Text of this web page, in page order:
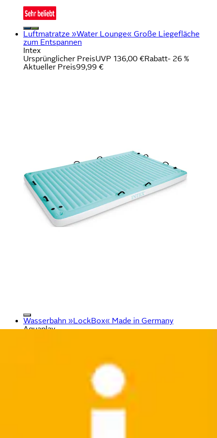
Luftmatratze »Water Lounge« Große Liegefläche
zum Entspannen
Intex
Ursprünglicher PreisUVP 136,00 €Rabatt- 26 %
Aktueller Preis99,99 €
Wasserbahn »LockBox« Made in Germany
Aquaplay